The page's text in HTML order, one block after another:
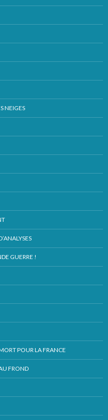
NEIGES
GUERRE !
POUR LA FRANCE
FROND